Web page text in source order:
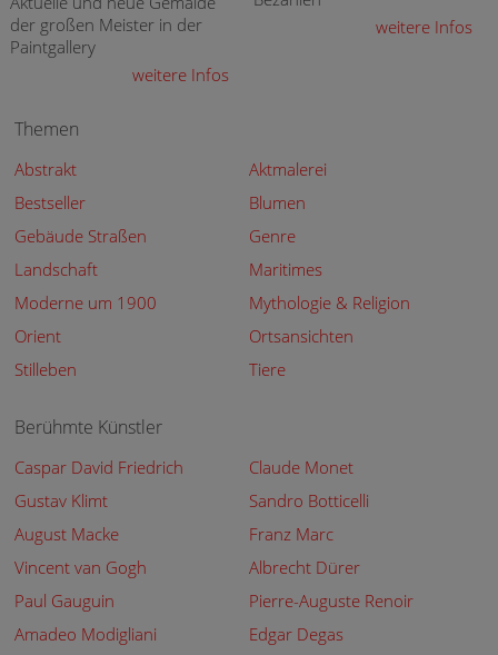
der großen Meister in der
Paintgallery
weitere Infos
weitere Infos
Themen
Abstrakt
Aktmalerei
Bestseller
Blumen
Gebäude Straßen
Genre
Landschaft
Maritimes
Moderne um 1900
Mythologie & Religion
Orient
Ortsansichten
Stilleben
Tiere
Berühmte Künstler
Caspar David Friedrich
Claude Monet
Gustav Klimt
Sandro Botticelli
August Macke
Franz Marc
Vincent van Gogh
Albrecht Dürer
Paul Gauguin
Pierre-Auguste Renoir
Amadeo Modigliani
Edgar Degas